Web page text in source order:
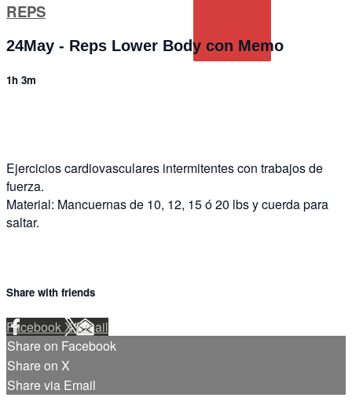
REPS
24May - Reps Lower Body con Memo
1h 3m
Ejercicios cardiovasculares intermitentes con trabajos de
fuerza.
Material: Mancuernas de 10, 12, 15 ó 20 lbs y cuerda para
saltar.
Share with friends
Facebook XEmail
Share on Facebook
Share on X
Share via Email